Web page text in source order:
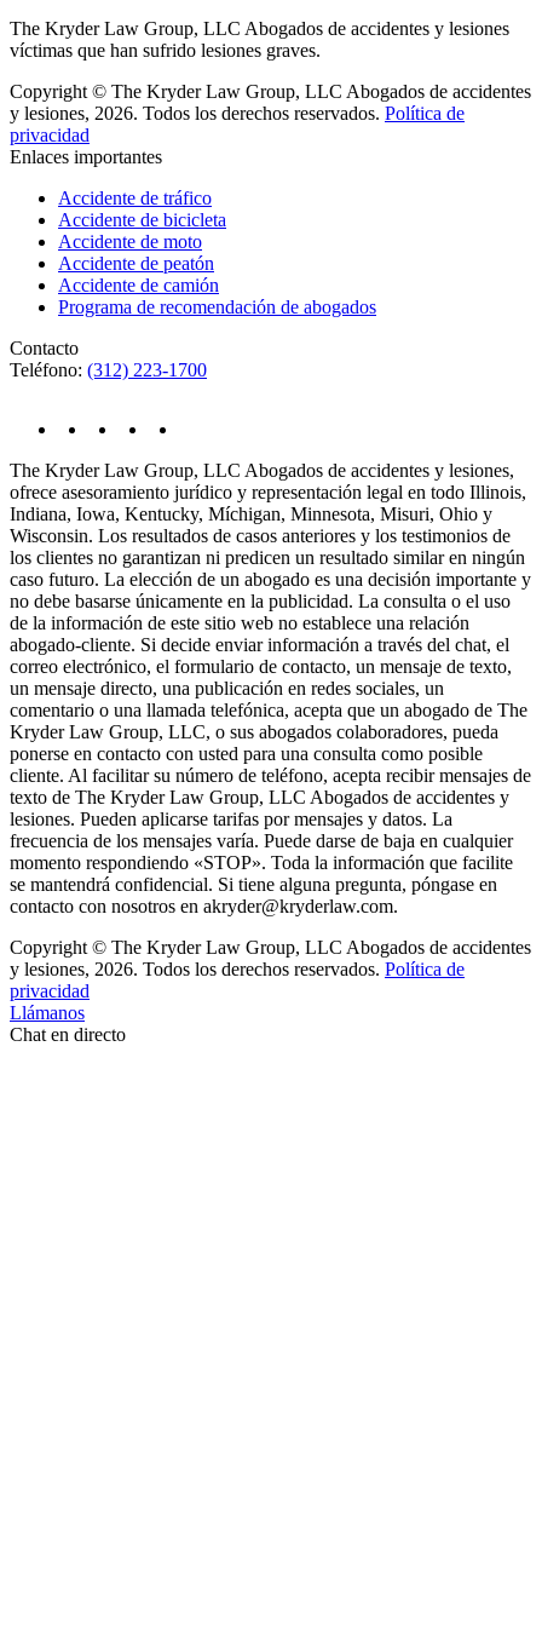
The Kryder Law Group, LLC Abogados de accidentes y lesiones
víctimas que han sufrido lesiones graves.
Copyright © The Kryder Law Group, LLC Abogados de accidentes
y lesiones, 2026. Todos los derechos reservados. Política de
privacidad
Enlaces importantes
Accidente de tráfico
Accidente de bicicleta
Accidente de moto
Accidente de peatón
Accidente de camión
Programa de recomendación de abogados
Contacto
Teléfono: (312) 223-1700
The Kryder Law Group, LLC Abogados de accidentes y lesiones,
ofrece asesoramiento jurídico y representación legal en todo Illinois,
Indiana, Iowa, Kentucky, Míchigan, Minnesota, Misuri, Ohio y
Wisconsin. Los resultados de casos anteriores y los testimonios de
los clientes no garantizan ni predicen un resultado similar en ningún
caso futuro. La elección de un abogado es una decisión importante y
no debe basarse únicamente en la publicidad. La consulta o el uso
de la información de este sitio web no establece una relación
abogado-cliente. Si decide enviar información a través del chat, el
correo electrónico, el formulario de contacto, un mensaje de texto,
un mensaje directo, una publicación en redes sociales, un
comentario o una llamada telefónica, acepta que un abogado de The
Kryder Law Group, LLC, o sus abogados colaboradores, pueda
ponerse en contacto con usted para una consulta como posible
cliente. Al facilitar su número de teléfono, acepta recibir mensajes de
texto de The Kryder Law Group, LLC Abogados de accidentes y
lesiones. Pueden aplicarse tarifas por mensajes y datos. La
frecuencia de los mensajes varía. Puede darse de baja en cualquier
momento respondiendo «STOP». Toda la información que facilite
se mantendrá confidencial. Si tiene alguna pregunta, póngase en
contacto con nosotros en akryder@kryderlaw.com.
Copyright © The Kryder Law Group, LLC Abogados de accidentes
y lesiones, 2026. Todos los derechos reservados. Política de
privacidad
Llámanos
Chat en directo